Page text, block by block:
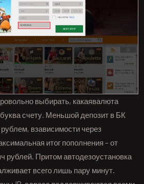
выбирать, какаявалюта
счету. Меньшой депозит в БК
взависимости через
итог пополнения – от
рублей. Притом автодезоустановка
всего лишь пару минут.